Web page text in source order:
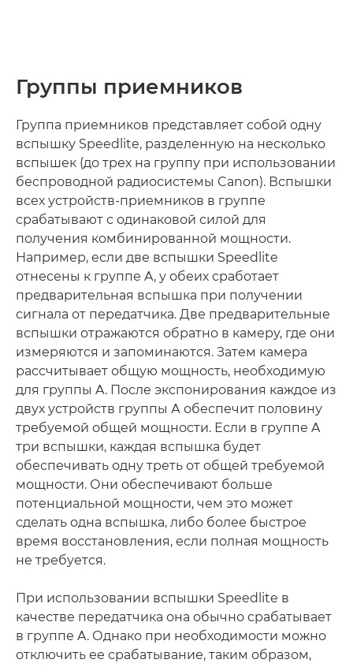
Группы приемников
Группа приемников представляет собой одну
вспышку Speedlite, разделенную на несколько
вспышек (до трех на группу при использовании
беспроводной радиосистемы Canon). Вспышки
всех устройств-приемников в группе
срабатывают с одинаковой силой для
получения комбинированной мощности.
Например, если две вспышки Speedlite
отнесены к группе A, у обеих сработает
предварительная вспышка при получении
сигнала от передатчика. Две предварительные
вспышки отражаются обратно в камеру, где они
измеряются и запоминаются. Затем камера
рассчитывает общую мощность, необходимую
для группы A. После экспонирования каждое из
двух устройств группы А обеспечит половину
требуемой общей мощности. Если в группе A
три вспышки, каждая вспышка будет
обеспечивать одну треть от общей требуемой
мощности. Они обеспечивают больше
потенциальной мощности, чем это может
сделать одна вспышка, либо более быстрое
время восстановления, если полная мощность
не требуется.
При использовании вспышки Speedlite в
качестве передатчика она обычно срабатывает
в группе A. Однако при необходимости можно
отключить ее срабатывание, таким образом,